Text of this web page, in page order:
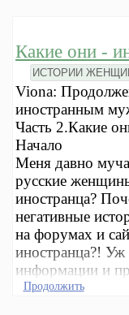
Какие они -
ИСТОРИИ
Viona:
иностранным
Часть 2.Какие
Начало
Меня давно
русские
иностранца?
негативные
на форумах и
иностранца?! Уж
информации и
Продолжить